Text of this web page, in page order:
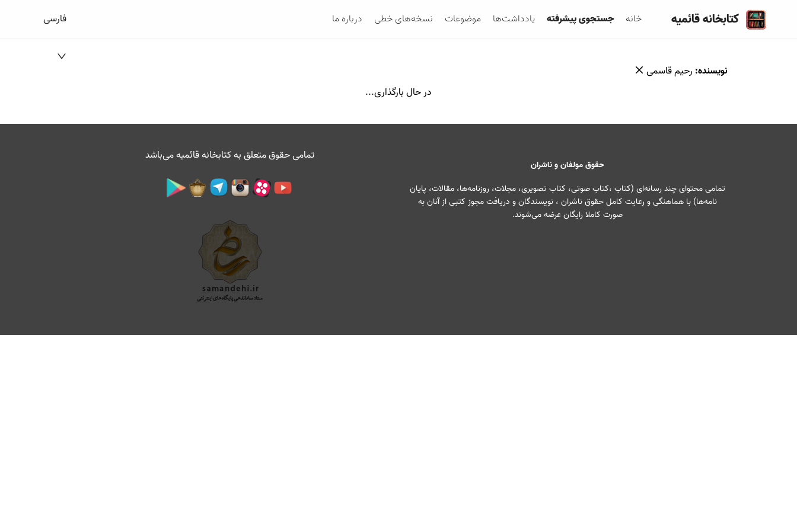
کتابخانه قائمیه خانه جستجوی پیشرفته یادداشت‌ها موضوعات نسخه‌های خطی درباره ما فارسی
نویسنده: رحیم قاسمی
در حال بارگذاری...
حقوق مولفان و ناشران
تمامی محتوای چند رسانه‌ای (کتاب ،کتاب صوتی، کتاب تصویری، مجلات، روزنامه‌ها، مقالات، پایان
نامه‌ها) با هماهنگی و رعایت کامل حقوق ناشران ، نویسندگان و دریافت مجوز کتبی از آنان به
صورت کاملا رایگان عرضه می‌شوند.
تمامی حقوق متعلق بهکتابخانه قائمیهمی‌باشد